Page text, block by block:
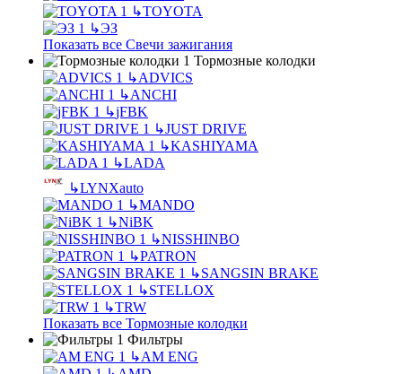
↳TOYOTA
↳ЭЗ
Показать все Свечи зажигания
Тормозные колодки
↳ADVICS
↳ANCHI
↳jFBK
↳JUST DRIVE
↳KASHIYAMA
↳LADA
↳LYNXauto
↳MANDO
↳NiBK
↳NISSHINBO
↳PATRON
↳SANGSIN BRAKE
↳STELLOX
↳TRW
Показать все Тормозные колодки
Фильтры
↳AM ENG